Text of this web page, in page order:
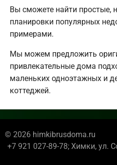
Вы сможете найти простые,
планировки популярных
примерами.
Мы можем предложить
привлекательные дома
маленьких одноэтажных и
коттеджей.
© 2026 himkibrusdoma.ru
+7 921 027-89-78; Химки, ул.